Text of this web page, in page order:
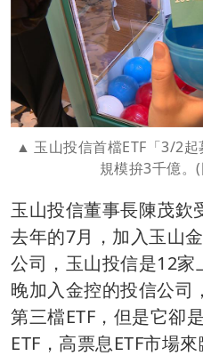
玉山投信首檔ETF「3/2
規模拚3千億。
玉山投信董事長陳茂欽
去年的7月，加入玉山
公司，玉山投信是12
晚加入金控的投信公司
第三檔ETF，但是它卻
ETF，高票息ETF市場